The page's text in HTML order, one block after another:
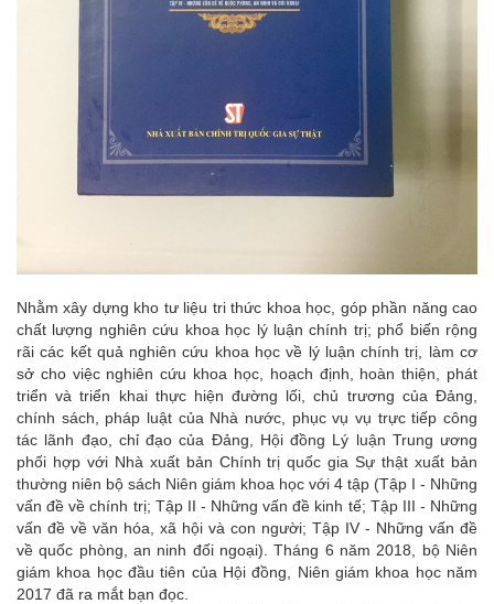
Nhằm xây dựng kho tư liệu tri thức khoa học, góp phần năng cao
chất lượng nghiên cứu khoa học lý luận chính trị; phổ biến rộng
rãi các kết quả nghiên cứu khoa học về lý luận chính trị, làm cơ
sở cho việc nghiên cứu khoa học, hoạch định, hoàn thiện, phát
triển và triển khai thực hiện đường lối, chủ trương của Đảng,
chính sách, pháp luật của Nhà nước, phục vụ vụ trực tiếp công
tác lãnh đạo, chỉ đạo của Đảng, Hội đồng Lý luận Trung ương
phối hợp với Nhà xuất bản Chính trị quốc gia Sự thật xuất bản
thường niên bộ sách Niên giám khoa học với 4 tập (Tập I - Những
vấn đề về chính trị; Tập II - Những vấn đề kinh tế; Tập III - Những
vấn đề về văn hóa, xã hội và con người; Tập IV - Những vấn đề
về quốc phòng, an ninh đối ngoại). Tháng 6 năm 2018, bộ Niên
giám khoa học đầu tiên của Hội đồng, Niên giám khoa học năm
2017 đã ra mắt bạn đọc.